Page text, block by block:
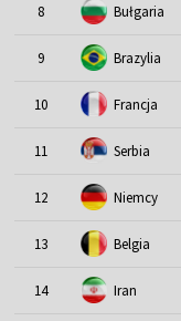
8 Bułgaria
9 Brazylia
10 Francja
11 Serbia
12 Niemcy
13 Belgia
14 Iran